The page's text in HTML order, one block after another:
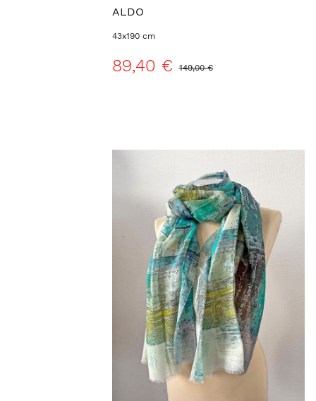
ALDO
43x190 cm
89,40 € 149,00 €